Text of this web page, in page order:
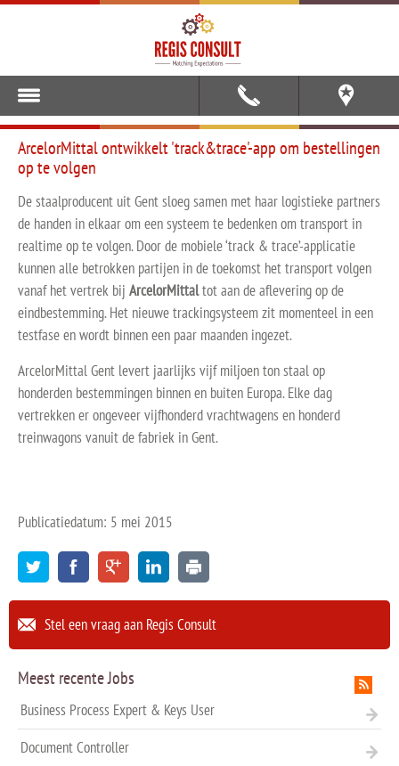
ArcelorMittal ontwikkelt 'track&trace'-app om bestellingen
op te volgen
De staalproducent uit Gent sloeg samen met haar logistieke partners
de handen in elkaar om een systeem te bedenken om transport in
realtime op te volgen. Door de mobiele ‘track & trace’-applicatie
kunnen alle betrokken partijen in de toekomst het transport volgen
vanaf het vertrek bij ArcelorMittaltot aan de aflevering op de
eindbestemming. Het nieuwe trackingsysteem zit momenteel in een
testfase en wordt binnen een paar maanden ingezet.
ArcelorMittal Gent levert jaarlijks vijf miljoen ton staal op
honderden bestemmingen binnen en buiten Europa. Elke dag
vertrekken er ongeveer vijfhonderd vrachtwagens en honderd
treinwagons vanuit de fabriek in Gent.
Publicatiedatum: 5 mei 2015
Stel een vraag aan Regis Consult
Meest recente Jobs
Business Process Expert & Keys User
Document Controller